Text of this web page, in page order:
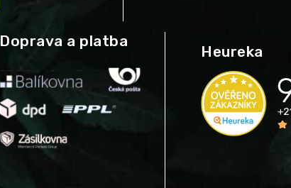
Doprava a platba
Heureka